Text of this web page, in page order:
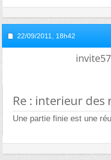
22/09/2011, 18h42
Re : interieur des
Une partie finie est une